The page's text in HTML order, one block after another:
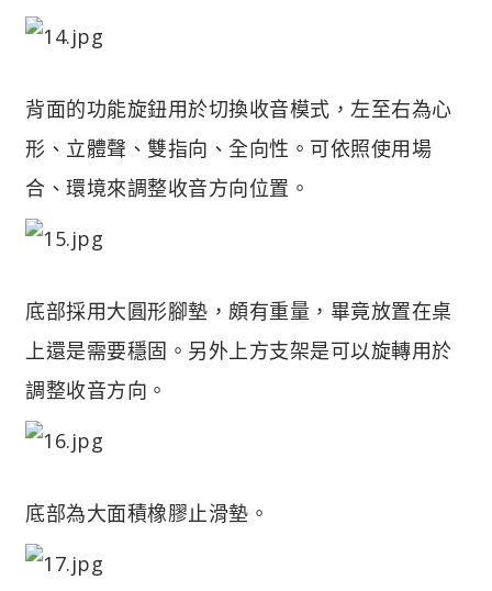
背面的功能旋鈕用於切換收音模式，左至右為心
形、立體聲、雙指向、全向性。可依照使用場
合、環境來調整收音方向位置。
底部採用大圓形腳墊，頗有重量，畢竟放置在桌
上還是需要穩固。另外上方支架是可以旋轉用於
調整收音方向。
底部為大面積橡膠止滑墊。